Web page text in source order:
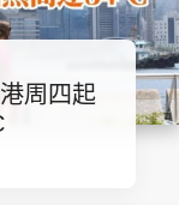
周四起